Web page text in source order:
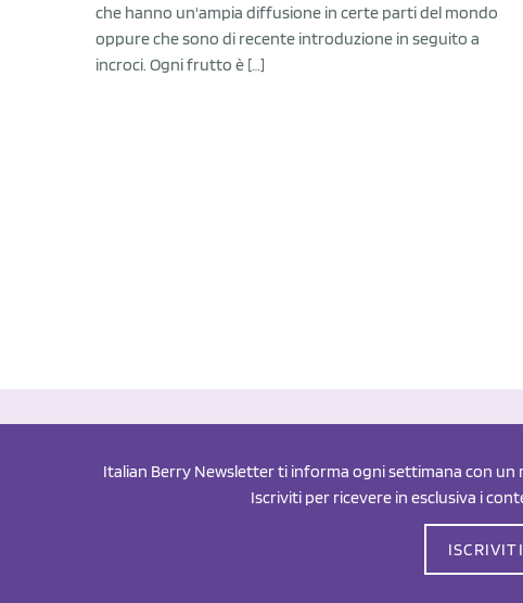
che hanno un'ampia diffusione in certe parti del mondo
oppure che sono di recente introduzione in seguito a
incroci. Ogni frutto è […]
Italian Berry Newsletter ti informa ogni settimana con
Iscriviti per ricevere in esclusiva i
ISCRIVITI